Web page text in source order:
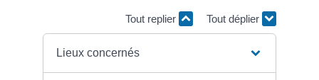
Tout replier Tout déplier
Lieux concernés